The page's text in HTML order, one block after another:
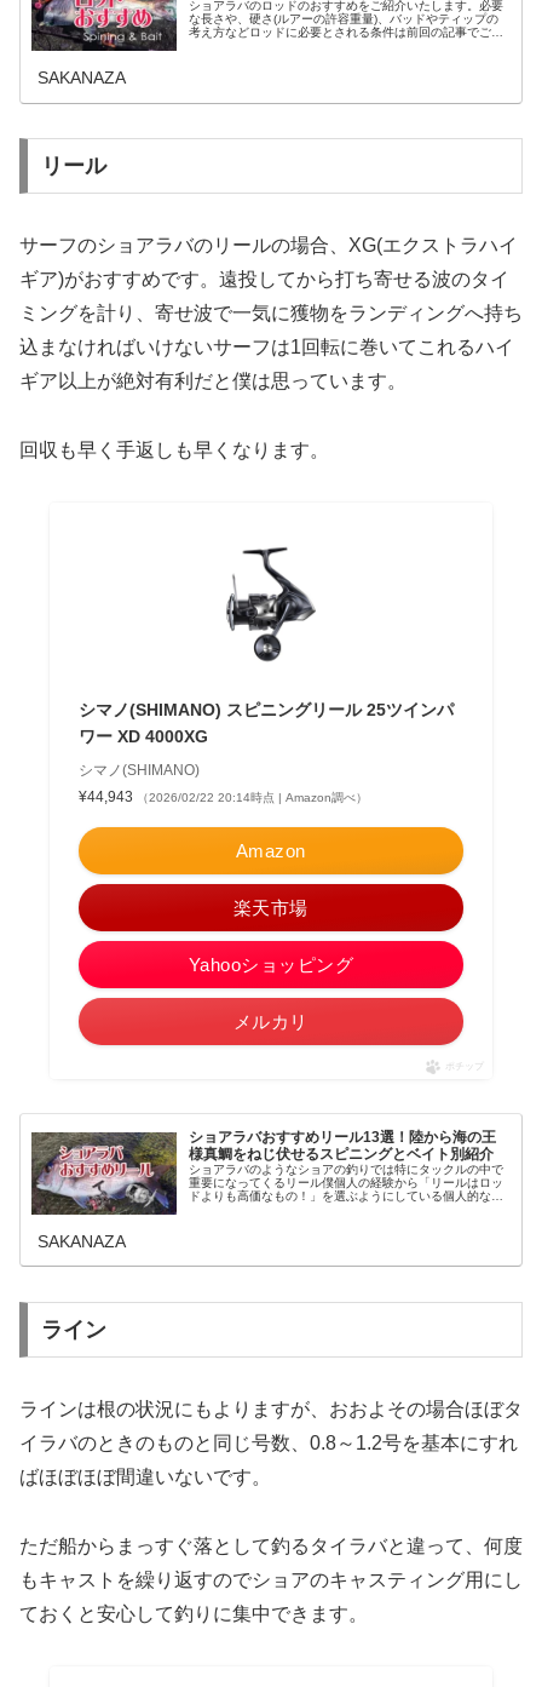
ショアラバのロッドのおすすめをご紹介いたします。必要
な長さや、硬さ(ルアーの許容重量)、バッドやティップの
考え方などロッドに必要とされる条件は前回の記事でご説
SAKANAZA
リール
サーフのショアラバのリールの場合、XG(エクストラハイ
ギア)がおすすめです。遠投してから打ち寄せる波のタイ
ミングを計り、寄せ波で一気に獲物をランディングへ持ち
込まなければいけないサーフは1回転に巻いてこれるハイ
ギア以上が絶対有利だと僕は思っています。
回収も早く手返しも早くなります。
シマノ(SHIMANO) スピニングリール 25ツインパ
ワー XD 4000XG
シマノ(SHIMANO)
¥44,943
（2026/02/22 20:14時点 | Amazon調べ）
Amazon
楽天市場
Yahooショッピング
メルカリ
ポチップ
ショアラバおすすめリール13選！陸から海の王
様真鯛をねじ伏せるスピニングとベイト別紹介
ショアラバのようなショアの釣りでは特にタックルの中で
重要になってくるリール僕個人の経験から「リールはロッ
ドよりも高価なもの！」を選ぶようにしている個人的なこ
SAKANAZA
ライン
ラインは根の状況にもよりますが、おおよその場合ほぼタ
イラバのときのものと同じ号数、0.8～1.2号を基本にすれ
ばほぼほぼ間違いないです。
ただ船からまっすぐ落として釣るタイラバと違って、何度
もキャストを繰り返すのでショアのキャスティング用にし
ておくと安心して釣りに集中できます。